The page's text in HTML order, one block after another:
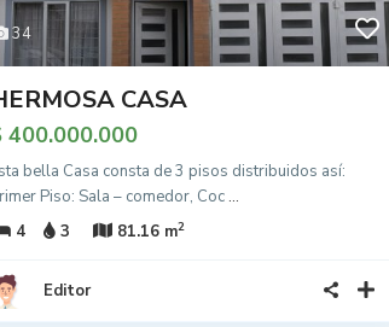
34
CASA
400.000.000
bella Casa consta de 3 pisos distribuidos así:
Piso: Sala – comedor, Coc...
4
3 81.16 m2
Editor